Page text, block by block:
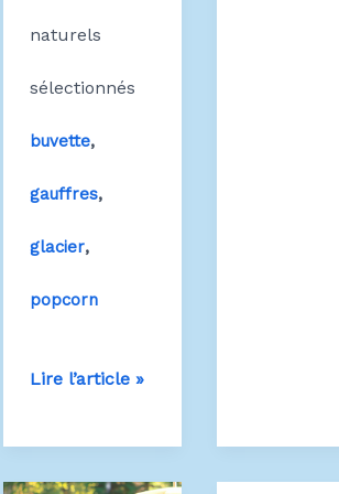
naturels
sélectionnés
buvette,
gauffres,
glacier,
popcorn
Stand
village
Lire l’article »